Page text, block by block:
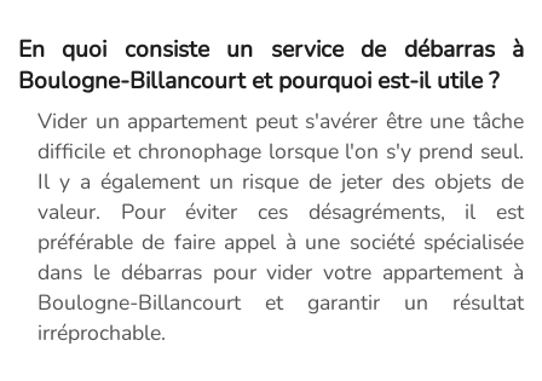
En quoi consiste un service de débarras à
Boulogne-Billancourt et pourquoi est-il utile ?
Vider un appartement peut s'avérer être une tâche
difficile et chronophage lorsque l'on s'y prend seul.
Il y a également un risque de jeter des objets de
valeur. Pour éviter ces désagréments, il est
préférable de faire appel à une société spécialisée
dans le débarras pour vider votre appartement à
Boulogne-Billancourt et garantir un résultat
irréprochable.